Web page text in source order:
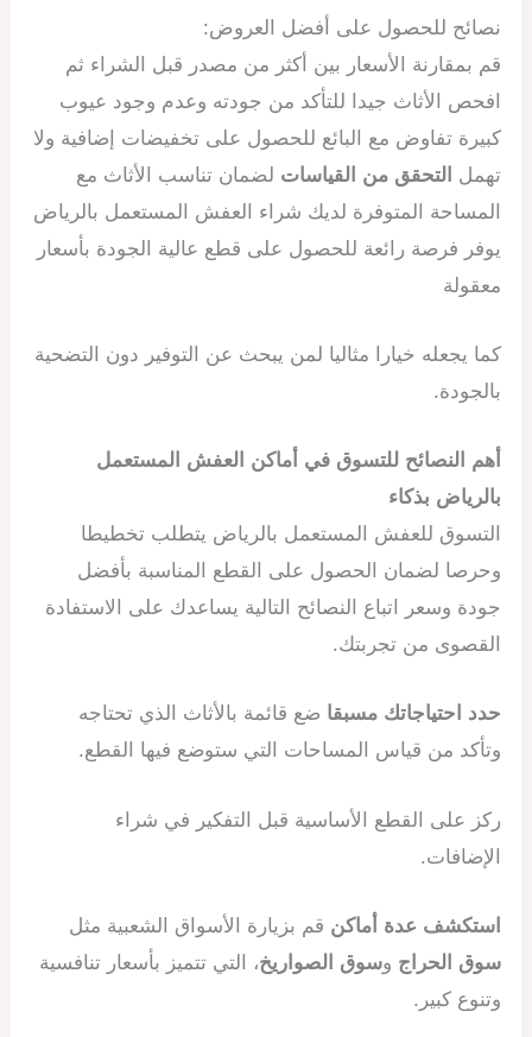
نصائح للحصول على أفضل العروض:
قم بمقارنة الأسعار بين أكثر من مصدر قبل الشراء ثم
افحص الأثاث جيدا للتأكد من جودته وعدم وجود عيوب
كبيرة تفاوض مع البائع للحصول على تخفيضات إضافية ولا
تهمل التحقق من القياسات لضمان تناسب الأثاث مع
المساحة المتوفرة لديك شراء العفش المستعمل بالرياض
يوفر فرصة رائعة للحصول على قطع عالية الجودة بأسعار
معقولة
كما يجعله خيارا مثاليا لمن يبحث عن التوفير دون التضحية
بالجودة.
أهم النصائح للتسوق في أماكن العفش المستعمل
بالرياض بذكاء
التسوق للعفش المستعمل بالرياض يتطلب تخطيطا
وحرصا لضمان الحصول على القطع المناسبة بأفضل
جودة وسعر اتباع النصائح التالية يساعدك على الاستفادة
القصوى من تجربتك.
حدد احتياجاتك مسبقا ضع قائمة بالأثاث الذي تحتاجه
وتأكد من قياس المساحات التي ستوضع فيها القطع.
ركز على القطع الأساسية قبل التفكير في شراء
الإضافات.
استكشف عدة أماكن قم بزيارة الأسواق الشعبية مثل
سوق الحراج وسوق الصواريخ، التي تتميز بأسعار تنافسية
وتنوع كبير.